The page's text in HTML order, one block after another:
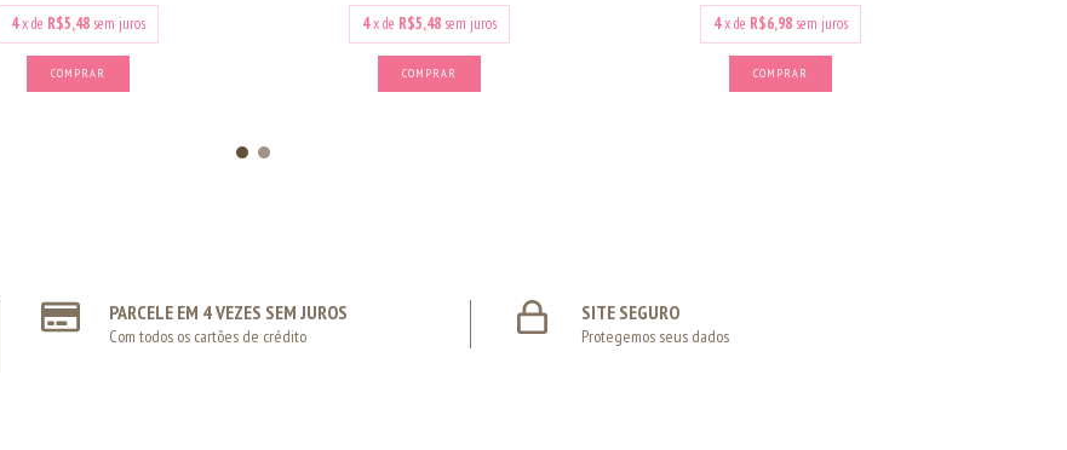
4 x de R$5,48 sem juros
COMPRAR
4 x de R$5,48 sem juros
COMPRAR
4 x de R$6,98 sem juros
COMPRAR
PARCELE EM 4 VEZES SEM JUROS
Com todos os cartões de crédito
SITE SEGURO
Protegemos seus dados